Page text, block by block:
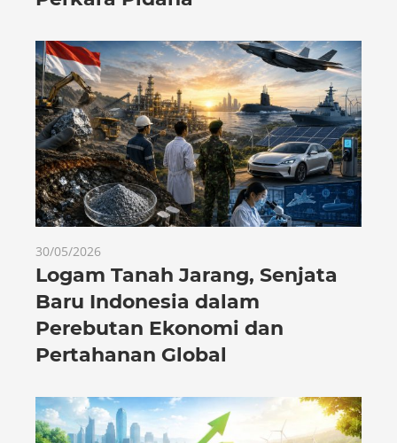
30/05/2026
Logam Tanah Jarang, Senjata
Baru Indonesia dalam
Perebutan Ekonomi dan
Pertahanan Global